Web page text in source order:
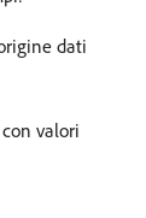
dati
valori